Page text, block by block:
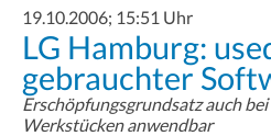
19.10.2006; 15:51 Uhr
LG Hamburg:
gebrauchter
Erschöpfungsgrundsatz auch
Werkstücken anwendbar